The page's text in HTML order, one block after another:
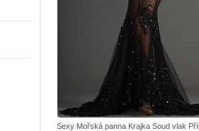
Sexy Mořská panna Krajka Soud vlak